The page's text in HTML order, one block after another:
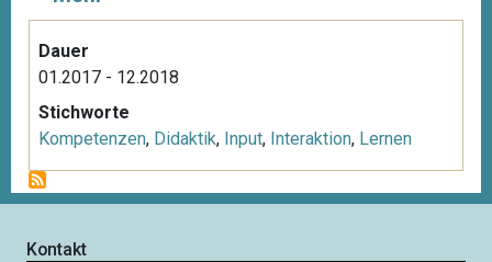
Dauer
01.2017 - 12.2018
Stichworte
Kompetenzen, Didaktik, Input, Interaktion, Lernen
Kontakt